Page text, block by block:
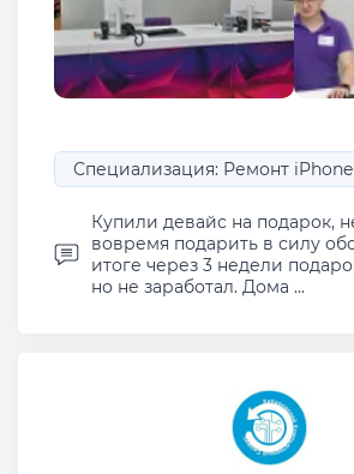
Специализация: Ремонт iPhone
Купили девайс на подарок,
вовремя подарить в силу
итоге через 3 недели
но не заработал. Дома ...